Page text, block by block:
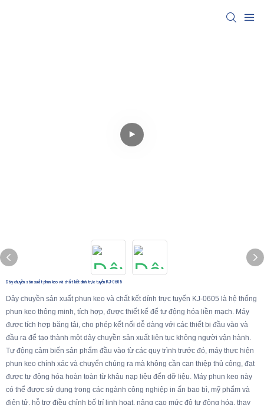
Dây chuyền sản xuất phun keo và chất kết dính trực tuyến KJ-0605
Dây chuyền sản xuất phun keo và chất kết dính trực tuyến KJ-0605 là hệ thống
phun keo thông minh, tích hợp, được thiết kế để tự động hóa liền mạch. Máy
được tích hợp băng tải, cho phép kết nối dễ dàng với các thiết bị đầu vào và
đầu ra để tạo thành một dây chuyền sản xuất liên tục không người vận hành.
Tự động cảm biến sản phẩm đầu vào từ các quy trình trước đó, máy thực hiện
phun keo chính xác và chuyển chúng ra mà không cần can thiệp thủ công, đạt
được tự động hóa hoàn toàn từ khâu nạp liệu đến dỡ liệu. Máy phun keo này
có thể được sử dụng trong các ngành công nghiệp in ấn bao bì, mỹ phẩm và
điện tử, hỗ trợ điều chỉnh bố trí linh hoạt, nâng cao mức độ tự động hóa, thay